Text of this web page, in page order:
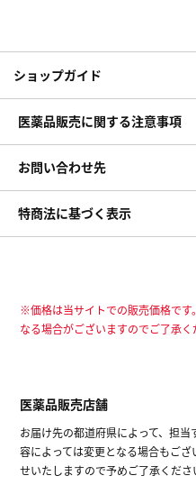
ショップガイド
医薬品販売に関する注意事項
お問い合わせ先
特商法に基づく表示
※価格は当サイトでの販売価格で
なる場合がございますのでご了承く
医薬品販売店舗
お届け先の都道府県によって、担
容によっては変更となる場合もご
せいたしますので予めご了承くださ